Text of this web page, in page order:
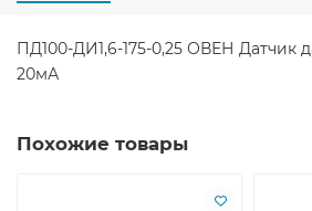
ПД100-ДИ1,6-175-0,25 ОВЕН Датчик
20мА
Похожие товары